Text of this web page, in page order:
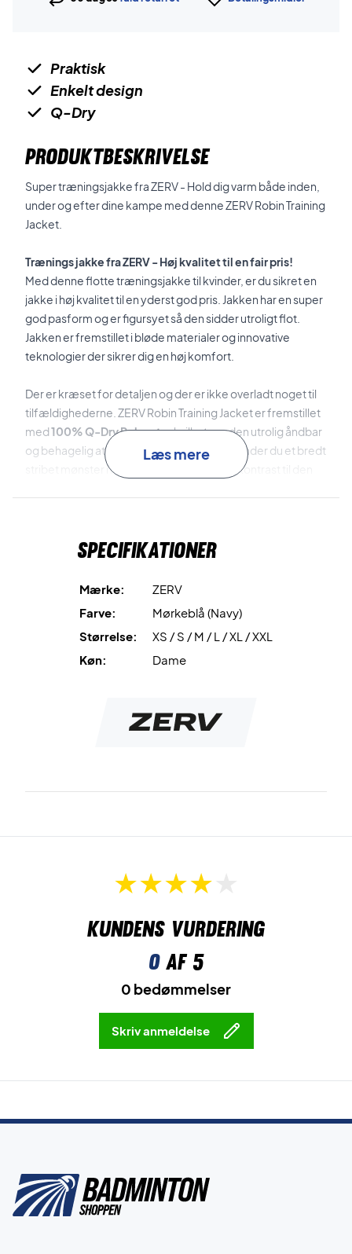
Praktisk
Enkelt design
Q-Dry
PRODUKTBESKRIVELSE
Super træningsjakke fra ZERV - Hold dig varm både inden,
under og efter dine kampe med denne ZERV Robin Training
Jacket.
Trænings jakke fra ZERV - Høj kvalitet til en fair pris!
Med denne flotte træningsjakke til kvinder, er du sikret en
jakke i høj kvalitet til en yderst god pris. Jakken har en super
god pasform og er figursyet så den sidder utroligt flot.
Jakken er fremstillet i bløde materialer og innovative
teknologier der sikrer dig en høj komfort.
Der er kræset for detaljen og der er ikke overladt noget til
tilfældighederne. ZERV Robin Training Jacket er fremstillet
med100% Q-Dry Polyesterhvilket gør den utrolig åndbar
og behagelig at have på. Henover brystet finder du et bredt
stribet mønster i rød og hvid som står flot i kontrast til den
ZERV logo øverst på ryggen bryder det ellers ensfarvede
der på jakken to lynlås lommer til opbevaring af dine
Læs mere
Specifikationer
Mærke:
ZERV
Farve:
Mørkeblå (Navy)
Størrelse:
XS / S / M / L / XL / XXL
Køn:
Dame
Kundens vurdering
0af 5
0 bedømmelser
Skriv anmeldelse